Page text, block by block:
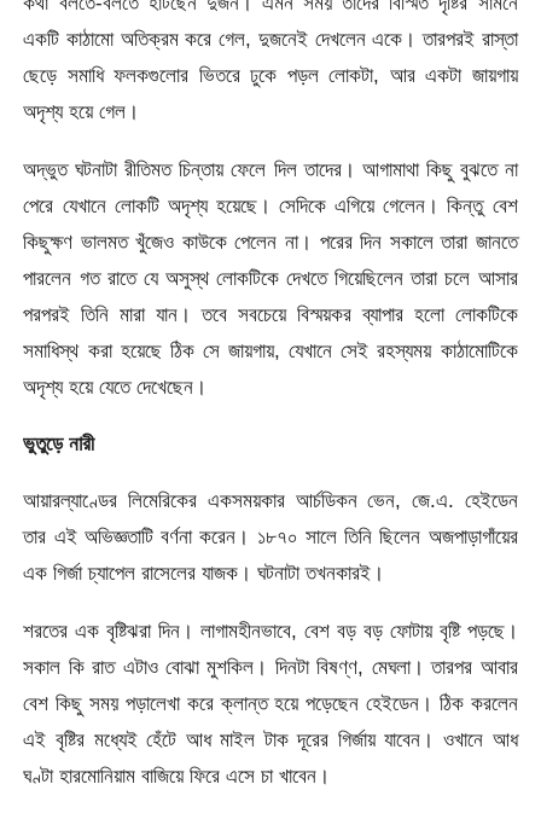
একটি কাঠামো অতিক্রম করে গেল, দুজনেই দেখলেন একে। তারপরই রাস্তা
ছেড়ে সমাধি ফলকগুলোর ভিতরে ঢুকে পড়ল লোকটা, আর একটা জায়গায়
অদৃশ্য হয়ে গেল।
অদ্ভুত ঘটনাটা রীতিমত চিন্তায় ফেলে দিল তাদের। আগামাথা কিছু বুঝতে না
পেরে যেখানে লোকটি অদৃশ্য হয়েছে। সেদিকে এগিয়ে গেলেন। কিন্তু বেশ
কিছুক্ষণ ভালমত খুঁজেও কাউকে পেলেন না। পরের দিন সকালে তারা জানতে
পারলেন গত রাতে যে অসুস্থ লোকটিকে দেখতে গিয়েছিলেন তারা চলে আসার
পরপরই তিনি মারা যান। তবে সবচেয়ে বিস্ময়কর ব্যাপার হলো লোকটিকে
সমাধিস্থ করা হয়েছে ঠিক সে জায়গায়, যেখানে সেই রহস্যময় কাঠামোটিকে
অদৃশ্য হয়ে যেতে দেখেছেন।
ভুতুড়ে নারী
আয়ারল্যাণ্ডের লিমেরিকের একসময়কার আর্চডিকন ভেন, জে.এ. হেইডেন
তার এই অভিজ্ঞতাটি বর্ণনা করেন। ১৮৭০ সালে তিনি ছিলেন অজপাড়াগাঁয়ের
এক গির্জা চ্যাপেল রাসেলের যাজক। ঘটনাটা তখনকারই।
শরতের এক বৃষ্টিঝরা দিন। লাগামহীনভাবে, বেশ বড় বড় ফোটায় বৃষ্টি পড়ছে।
সকাল কি রাত এটাও বোঝা মুশকিল। দিনটা বিষণ্ণ, মেঘলা। তারপর আবার
বেশ কিছু সময় পড়ালেখা করে ক্লান্ত হয়ে পড়েছেন হেইডেন। ঠিক করলেন
এই বৃষ্টির মধ্যেই হেঁটে আধ মাইল টাক দূরের গির্জায় যাবেন। ওখানে আধ
ঘণ্টা হারমোনিয়াম বাজিয়ে ফিরে এসে চা খাবেন।